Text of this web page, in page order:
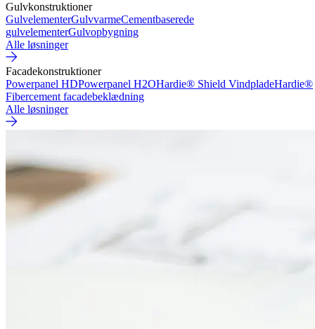
Gulvkonstruktioner
GulvelementerGulvvarmeCementbaserede
gulvelementerGulvopbygning
Alle løsninger
Facadekonstruktioner
Powerpanel HDPowerpanel H2OHardie® Shield VindpladeHardie®
Fibercement facadebeklædning
Alle løsninger